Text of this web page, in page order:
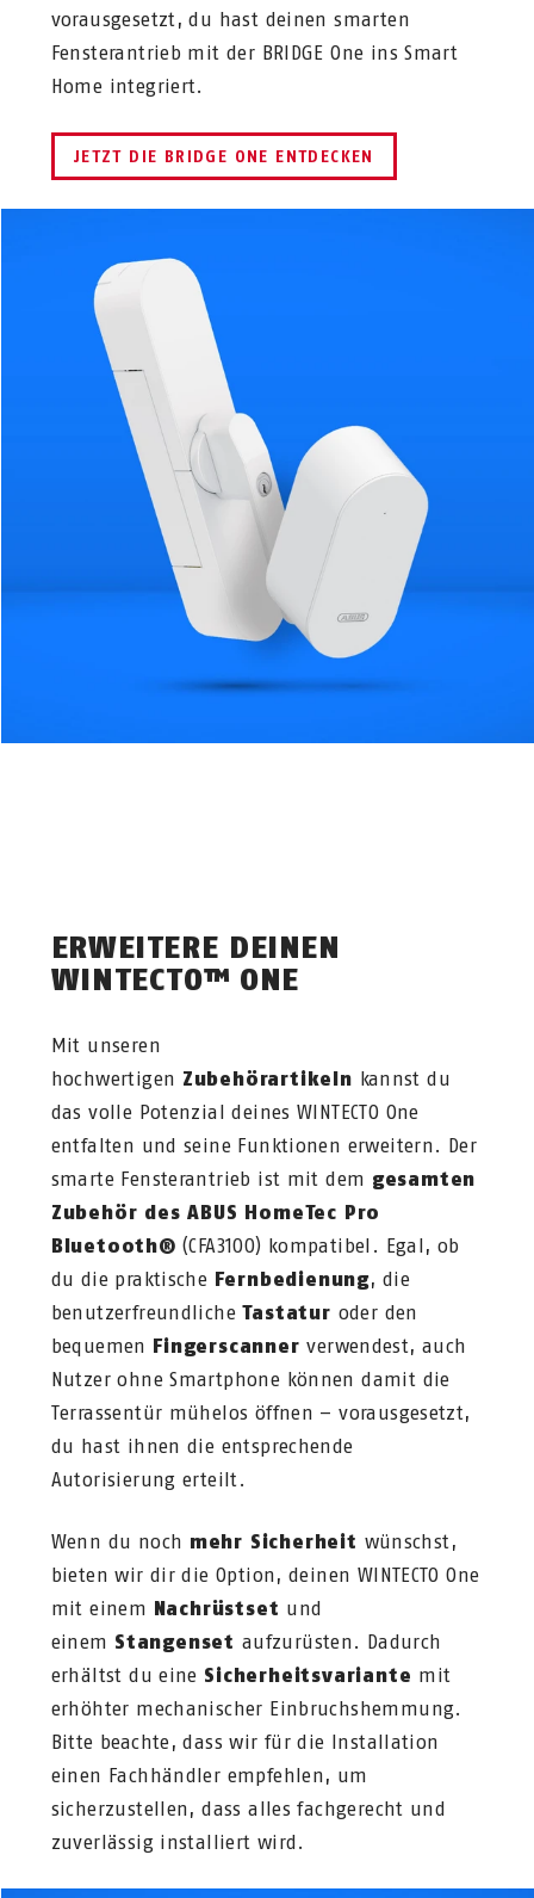
vorausgesetzt, du hast deinen smarten
Fensterantrieb mit der BRIDGE One ins Smart
Home integriert.
JETZT DIE BRIDGE ONE ENTDECKEN
ERWEITERE DEINEN
WINTECTO™ ONE
Mit unseren
hochwertigen Zubehörartikeln kannst du
das volle Potenzial deines WINTECTO One
entfalten und seine Funktionen erweitern. Der
smarte Fensterantrieb ist mit dem gesamten
Zubehör des ABUS HomeTec Pro
Bluetooth® (CFA3100) kompatibel. Egal, ob
du die praktische Fernbedienung, die
benutzerfreundlicheTastatur oder den
bequemen Fingerscannerverwendest, auch
Nutzer ohne Smartphone können damit die
Terrassentür mühelos öffnen – vorausgesetzt,
du hast ihnen die entsprechende
Autorisierung erteilt.
Wenn du noch mehr Sicherheit wünschst,
bieten wir dir die Option, deinen WINTECTO One
mit einem Nachrüstset und
einem Stangenset aufzurüsten. Dadurch
erhältst du eine Sicherheitsvariante mit
erhöhter mechanischer Einbruchshemmung.
Bitte beachte, dass wir für die Installation
einen Fachhändler empfehlen, um
sicherzustellen, dass alles fachgerecht und
zuverlässig installiert wird.